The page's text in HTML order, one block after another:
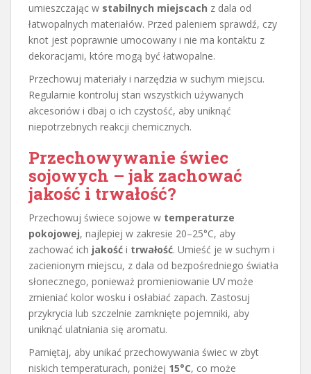
umieszczając w stabilnych miejscach z dala od
łatwopalnych materiałów. Przed paleniem sprawdź, czy
knot jest poprawnie umocowany i nie ma kontaktu z
dekoracjami, które mogą być łatwopalne.
Przechowuj materiały i narzędzia w suchym miejscu.
Regularnie kontroluj stan wszystkich używanych
akcesoriów i dbaj o ich czystość, aby uniknąć
niepotrzebnych reakcji chemicznych.
Przechowywanie świec
sojowych – jak zachować
jakość i trwałość?
Przechowuj świece sojowe w temperaturze
pokojowej, najlepiej w zakresie 20–25°C, aby
zachować ich jakość i trwałość. Umieść je w suchym i
zacienionym miejscu, z dala od bezpośredniego światła
słonecznego, ponieważ promieniowanie UV może
zmieniać kolor wosku i osłabiać zapach. Zastosuj
przykrycia lub szczelnie zamknięte pojemniki, aby
uniknąć ulatniania się aromatu.
Pamiętaj, aby unikać przechowywania świec w zbyt
niskich temperaturach, poniżej 15°C, co może